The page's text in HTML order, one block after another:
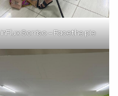
inFlux Sorriso – Face the pie